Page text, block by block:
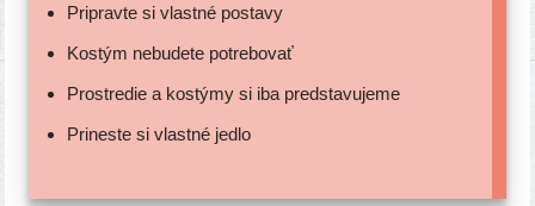
Pripravte si vlast­né postavy
Kostým nebu­de­te potrebovať
Prostredie a kos­tý­my si iba predstavujeme
Prineste si vlast­né jedlo